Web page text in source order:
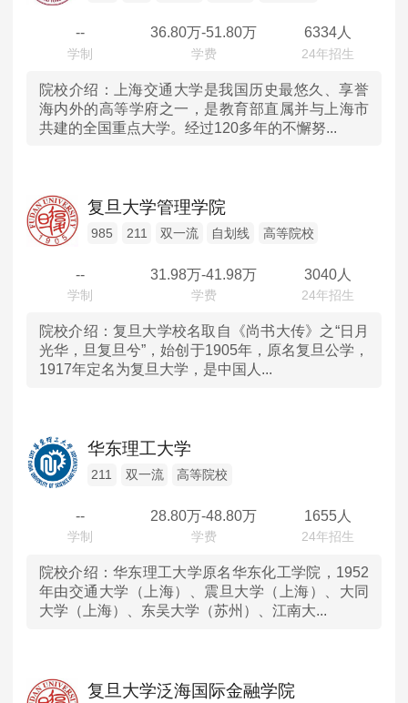
江西
山东
湖北
广东
重庆
陕西
广西
贵州
-- 36.80万-51.80万 6334人
院校介绍：
上海交通大学是我国历史最悠久、享誉
海内外的高等学府之一，是教育部直属并与上海市
共建的全国重点大学。经过120多年的不懈努...
复旦大学管理学院
985 211 双一流 自划线 高等院校
-- 31.98万-41.98万 3040人
院校介绍： 复旦大学校名取自《尚书大传》之“日月
光华，旦复旦兮”，始创于1905年，原名复旦公学，
1917年定名为复旦大学，是中国人...
华东理工大学
211 双一流 高等院校
-- 28.80万-48.80万 1655人
院校介绍： 华东理工大学原名华东化工学院，1952
年由交通大学（上海）、震旦大学（上海）、大同
大学（上海）、东吴大学（苏州）、江南大...
复旦大学泛海国际金融学院